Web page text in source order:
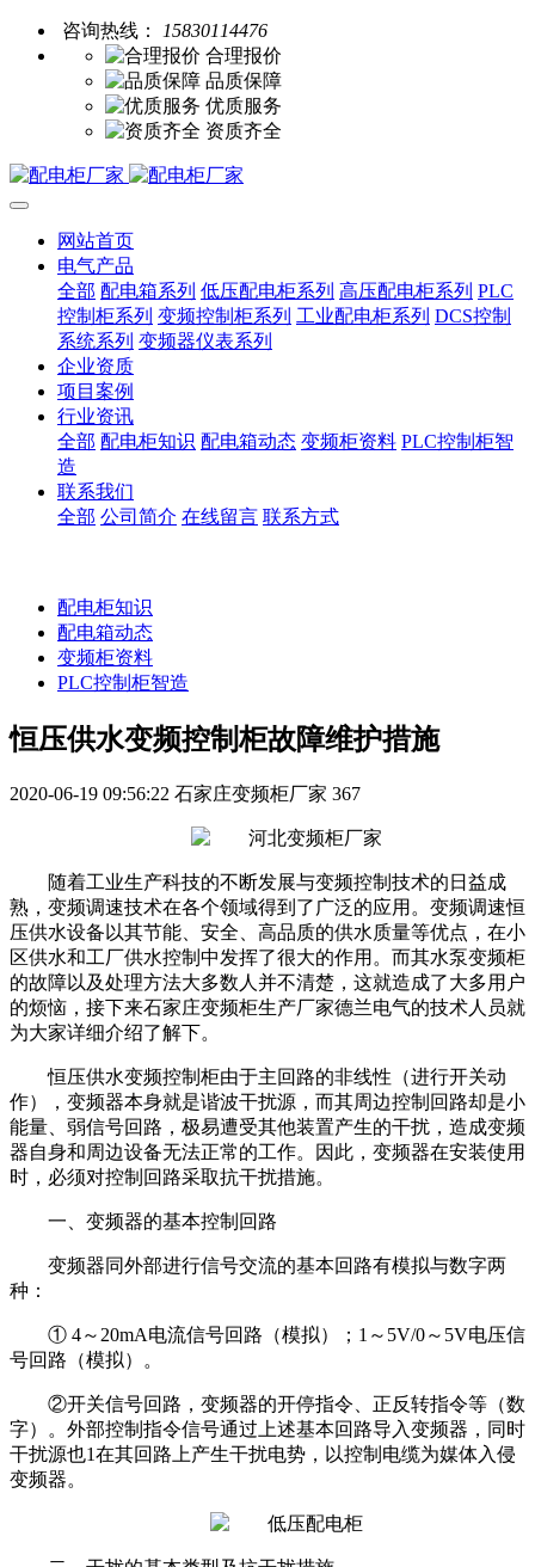
咨询热线：
15830114476
合理报价
品质保障
优质服务
资质齐全
网站首页
电气产品
全部 配电箱系列 低压配电柜系列 高压配电柜系列 PLC
控制柜系列 变频控制柜系列 工业配电柜系列 DCS控制
系统系列 变频器仪表系列
企业资质
项目案例
行业资讯
全部 配电柜知识 配电箱动态 变频柜资料 PLC控制柜智
造
联系我们
全部 公司简介 在线留言 联系方式
配电柜知识
配电箱动态
变频柜资料
PLC控制柜智造
恒压供水变频控制柜故障维护措施
2020-06-19 09:56:22 石家庄变频柜厂家 367
随着工业生产科技的不断发展与变频控制技术的日益成
熟，变频调速技术在各个领域得到了广泛的应用。变频调速恒
压供水设备以其节能、安全、高品质的供水质量等优点，在小
区供水和工厂供水控制中发挥了很大的作用。而其水泵变频柜
的故障以及处理方法大多数人并不清楚，这就造成了大多用户
的烦恼，接下来石家庄变频柜生产厂家德兰电气的技术人员就
为大家详细介绍了解下。
恒压供水变频控制柜由于主回路的非线性（进行开关动
作），变频器本身就是谐波干扰源，而其周边控制回路却是小
能量、弱信号回路，极易遭受其他装置产生的干扰，造成变频
器自身和周边设备无法正常的工作。因此，变频器在安装使用
时，必须对控制回路采取抗干扰措施。
一、变频器的基本控制回路
变频器同外部进行信号交流的基本回路有模拟与数字两
种：
① 4～20mA电流信号回路（模拟）；1～5V/0～5V电压信
号回路（模拟）。
②开关信号回路，变频器的开停指令、正反转指令等（数
字）。外部控制指令信号通过上述基本回路导入变频器，同时
干扰源也1在其回路上产生干扰电势，以控制电缆为媒体入侵
变频器。